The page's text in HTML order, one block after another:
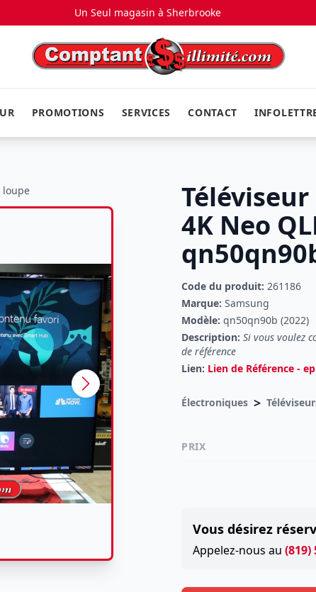
Un Seul magasin à Sherbrooke
PROMOTIONS SERVICES CONTACT
loupe
4K Neo
Code du produit: 261186
Marque: Samsung
Modèle: qn50qn90b (2022)
Description: Si vous voulez
de référence
Lien: Lien de Référence -
Électroniques >
PRIX
Vous désirez
Appelez-nous au (819)